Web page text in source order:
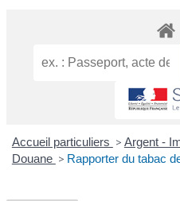
Accueil particuliers > Argent -
Douane > Rapporter du tabac